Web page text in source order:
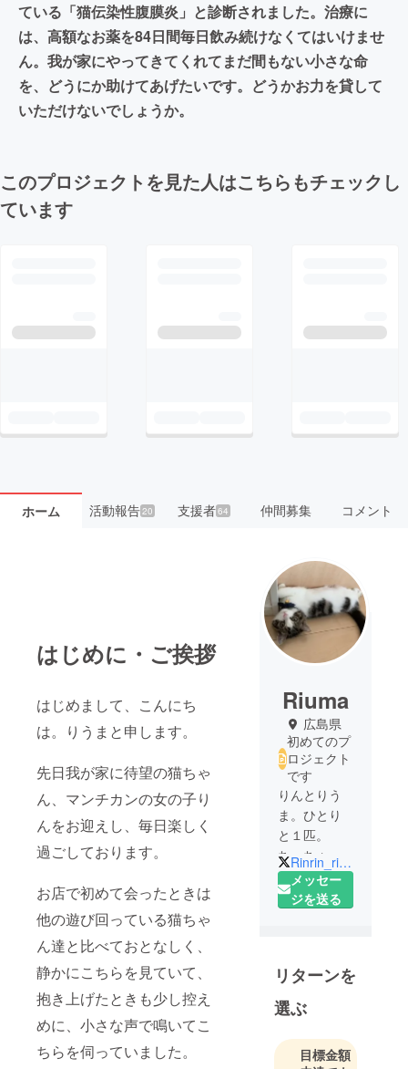
ている「猫伝染性腹膜炎」と診断されました。治療に
は、高額なお薬を84日間毎日飲み続けなくてはいけませ
ん。我が家にやってきてくれてまだ間もない小さな命
を、どうにか助けてあげたいです。どうかお力を貸して
いただけないでしょうか。
このプロジェクトを見た人はこちらもチェックし
ています
ホーム 活動報告20 支援者64 仲間募集 コメント
はじめに・ご挨拶
はじめまして、こんにち
は。りうまと申します。
先日我が家に待望の猫ちゃ
ん、マンチカンの女の子り
んをお迎えし、毎日楽しく
過ごしております。
お店で初めて会ったときは
他の遊び回っている猫ちゃ
ん達と比べておとなしく、
静かにこちらを見ていて、
抱き上げたときも少し控え
めに、小さな声で鳴いてこ
ちらを伺っていました。
Riuma
広島県
初めてのプ
ロジェクト
です
りんとりう
ま。ひとり
と１匹。
ちっちゃい
ものクラ
ブ。
Rinrin_rinnya
メッセー
ジを送る
リターンを
選ぶ
目標金額